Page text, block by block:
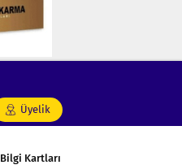
Üyelik
Bilgi Kartları